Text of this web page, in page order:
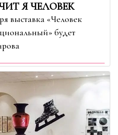
Я ЧЕЛОВЕК
выставка «Человек
будет